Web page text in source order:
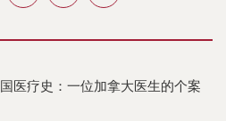
医疗史：一位加拿大医生的个案